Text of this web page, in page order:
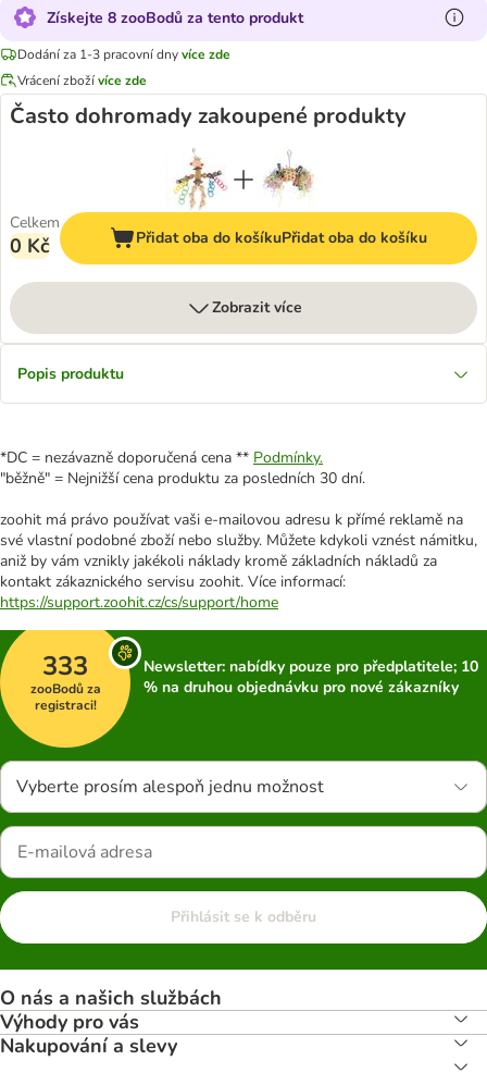
Získejte 8 zooBodů za tento produkt
Dodání za 1-3 pracovní dnyvíce zde
Vrácení zbožívíce zde
Často dohromady zakoupené produkty
Celkem
0 Kč Přidat oba do košíkuPřidat oba do košíku
Zobrazit více
Popis produktu
*DC = nezávazně doporučená cena ** Podmínky.
"běžně" = Nejnižší cena produktu za posledních 30 dní.
zoohit má právo používat vaši e-mailovou adresu k přímé reklamě na
své vlastní podobné zboží nebo služby. Můžete kdykoli vznést námitku,
aniž by vám vznikly jakékoli náklady kromě základních nákladů za
kontakt zákaznického servisu zoohit. Více informací:
https://support.zoohit.cz/cs/support/home
333
zooBodů za
registraci!
Newsletter: nabídky pouze pro předplatitele; 10
% na druhou objednávku pro nové zákazníky
Vyberte prosím alespoň jednu možnost
Přihlásit se k odběru
O nás a našich službách
Výhody pro vás
Nakupování a slevy